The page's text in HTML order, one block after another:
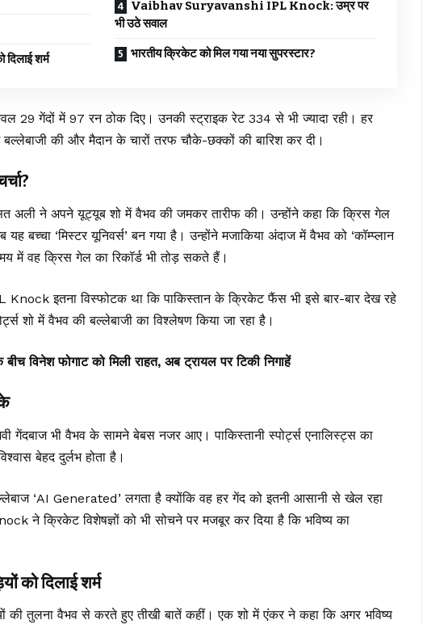
दिलाई शर्म
Vaibhav Suryavanshi IPL Knock: उम्र पर
भी उठे सवाल
भारतीय क्रिकेट को मिल गया नया सुपरस्टार?
29 गेंदों में 97 रन ठोक दिए। उनकी स्ट्राइक रेट 334 से भी ज्यादा रही। हर
की और मैदान के चारों तरफ चौके-छक्कों की बारिश कर दी।
अली ने अपने यूट्यूब शो में वैभव की जमकर तारीफ की। उन्होंने कहा कि क्रिस गेल
बच्चा ‘मिस्टर यूनिवर्स’ बन गया है। उन्होंने मजाकिया अंदाज में वैभव को ‘कॉम्प्लान
में वह क्रिस गेल का रिकॉर्ड भी तोड़ सकते हैं।
इतना विस्फोटक था कि पाकिस्तान के क्रिकेट फैंस भी इसे बार-बार देख रहे
शो में वैभव की बल्लेबाजी का विश्लेषण किया जा रहा है।
विनेश फोगाट को मिली राहत, अब ट्रायल पर टिकी निगाहें
गेंदबाज भी वैभव के सामने बेबस नजर आए। पाकिस्तानी स्पोर्ट्स एनालिस्ट्स का
बेहद दुर्लभ होता है।
‘AI Generated’ लगता है क्योंकि वह हर गेंद को इतनी आसानी से खेल रहा
ने क्रिकेट विशेषज्ञों को भी सोचने पर मजबूर कर दिया है कि भविष्य का
को दिलाई शर्म
की तुलना वैभव से करते हुए तीखी बातें कहीं। एक शो में एंकर ने कहा कि अगर भविष्य